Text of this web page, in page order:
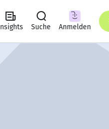
Suche Anmelden